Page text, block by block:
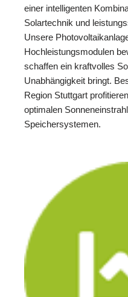
einer intelligenten
Solartechnik und
Unsere
Hochleistungsmodulen
schaffen ein kraftvolles
Unabhängigkeit bringt.
Region Stuttgart
optimalen
Speichersystemen.